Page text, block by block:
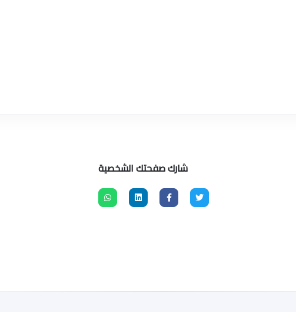
شارك صفحتك الشخصية